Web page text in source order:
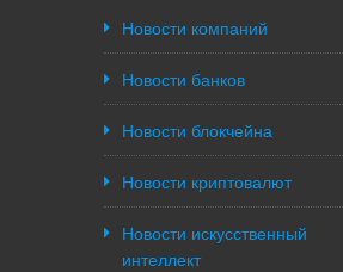
Новости компаний
Новости банков
Новости блокчейна
Новости криптовалют
Новости искусственный
интеллект